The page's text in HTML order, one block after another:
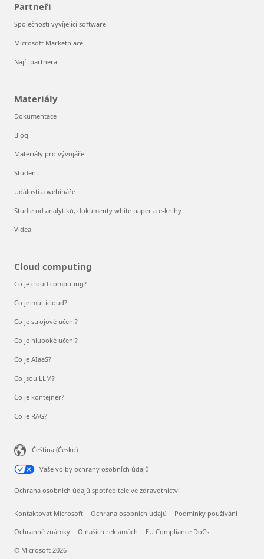
Partneři
Společnosti vyvíjející software
Microsoft Marketplace
Najít partnera
Materiály
Dokumentace
Blog
Materiály pro vývojáře
Studenti
Události a webináře
Studie od analytiků, dokumenty white paper a e-knihy
Videa
Cloud computing
Co je cloud computing?
Co je multicloud?
Co je strojové učení?
Co je hluboké učení?
Co je AIaaS?
Co jsou LLM?
Co je kontejner?
Co je RAG?
Čeština (Česko)
Vaše volby ochrany osobních údajů
Ochrana osobních údajů spotřebitele ve zdravotnictví
Kontaktovat Microsoft Ochrana osobních údajů Podmínky používání
Ochranné známky O našich reklamách EU Compliance DoCs
© Microsoft 2026